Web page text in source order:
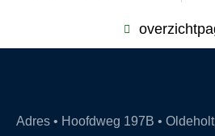
Adres • Hoofdweg 197B •